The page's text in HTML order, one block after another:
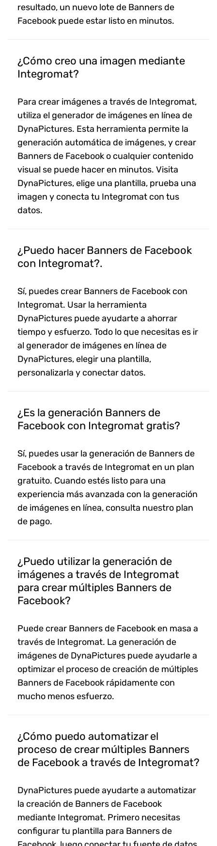
resultado, un nuevo lote de Banners de
Facebook puede estar listo en minutos.
¿Cómo creo una imagen mediante
Integromat?
Para crear imágenes a través de Integromat,
utiliza el generador de imágenes en línea de
DynaPictures. Esta herramienta permite la
generación automática de imágenes, y crear
Banners de Facebook o cualquier contenido
visual se puede hacer en minutos. Visita
DynaPictures, elige una plantilla, prueba una
imagen y conecta tu Integromat con tus
datos.
¿Puedo hacer Banners de Facebook
con Integromat?.
Sí, puedes crear Banners de Facebook con
Integromat. Usar la herramienta
DynaPictures puede ayudarte a ahorrar
tiempo y esfuerzo. Todo lo que necesitas es ir
al generador de imágenes en línea de
DynaPictures, elegir una plantilla,
personalizarla y conectar datos.
¿Es la generación Banners de
Facebook con Integromat gratis?
Sí, puedes usar la generación de Banners de
Facebook a través de Integromat en un plan
gratuito. Cuando estés listo para una
experiencia más avanzada con la generación
de imágenes en línea, consulta nuestro plan
de pago.
¿Puedo utilizar la generación de
imágenes a través de Integromat
para crear múltiples Banners de
Facebook?
Puede crear Banners de Facebook en masa a
través de Integromat. La generación de
imágenes de DynaPictures puede ayudarle a
optimizar el proceso de creación de múltiples
Banners de Facebook rápidamente con
mucho menos esfuerzo.
¿Cómo puedo automatizar el
proceso de crear múltiples Banners
de Facebook a través de Integromat?
DynaPictures puede ayudarte a automatizar
la creación de Banners de Facebook
mediante Integromat. Primero necesitas
configurar tu plantilla para Banners de